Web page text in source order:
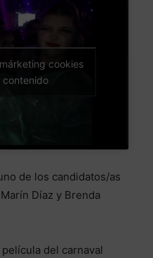
cookies
contenido
de los candidatos/as
Díaz y Brenda
del carnaval